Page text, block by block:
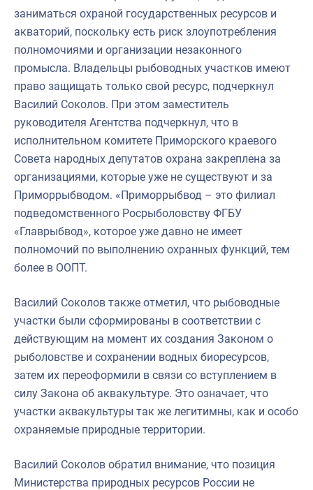
заниматься охраной государственных ресурсов и
акваторий, поскольку есть риск злоупотребления
полномочиями и организации незаконного
промысла. Владельцы рыбоводных участков имеют
право защищать только свой ресурс, подчеркнул
Василий Соколов. При этом заместитель
руководителя Агентства подчеркнул, что в
исполнительном комитете Приморского краевого
Совета народных депутатов охрана закреплена за
организациями, которые уже не существуют и за
Приморрыбводом. «Приморрыбвод – это филиал
подведомственного Росрыболовству ФГБУ
«Главрыбвод», которое уже давно не имеет
полномочий по выполнению охранных функций, тем
более в ООПТ.
Василий Соколов также отметил, что рыбоводные
участки были сформированы в соответствии с
действующим на момент их создания Законом о
рыболовстве и сохранении водных биоресурсов,
затем их переоформили в связи со вступлением в
силу Закона об аквакультуре. Это означает, что
участки аквакультуры так же легитимны, как и особо
охраняемые природные территории.
Василий Соколов обратил внимание, что позиция
Министерства природных ресурсов России не